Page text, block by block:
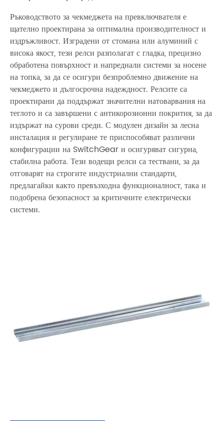
Ръководството за чекмеджета на превключвателя е
щателно проектирана за оптимална производителност и
издръжливост. Изградени от стомана или алуминий с
висока якост, тези релси разполагат с гладка, прецизно
обработена повърхност и напреднали системи за носене
на топка, за да се осигури безпроблемно движение на
чекмеджето и дългосрочна надеждност. Релсите са
проектирани да поддържат значителни натоварвания на
теглото и са завършени с антикорозионни покрития, за да
издържат на сурови среди. С модулен дизайн за лесна
инсталация и регулиране те приспособяват различни
конфигурации на SwitchGear и осигуряват сигурна,
стабилна работа. Тези водещи релси са тествани, за да
отговарят на строгите индустриални стандарти,
предлагайки както превъзходна функционалност, така и
подобрена безопасност за критичните електрически
системи.